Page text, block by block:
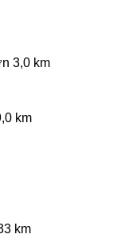
3,0 km
km
km